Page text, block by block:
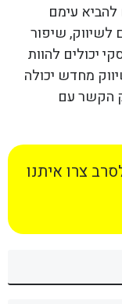
להביא עימם
לשיווק, שיפור
יכולים להוות
מחדש יכולה
הקשר עם
צרו איתנו